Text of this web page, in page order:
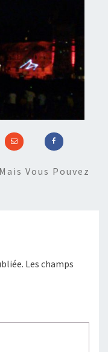
Vous Pouvez
Les champs